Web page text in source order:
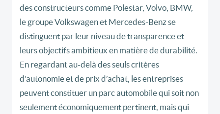
des constructeurs comme Polestar, Volvo, BMW,
le groupe Volkswagen et Mercedes-Benz se
distinguent par leur niveau de transparence et
leurs objectifs ambitieux en matière de durabilité.
En regardant au-delà des seuls critères
d’autonomie et de prix d’achat, les entreprises
peuvent constituer un parc automobile qui soit non
seulement économiquement pertinent, mais qui